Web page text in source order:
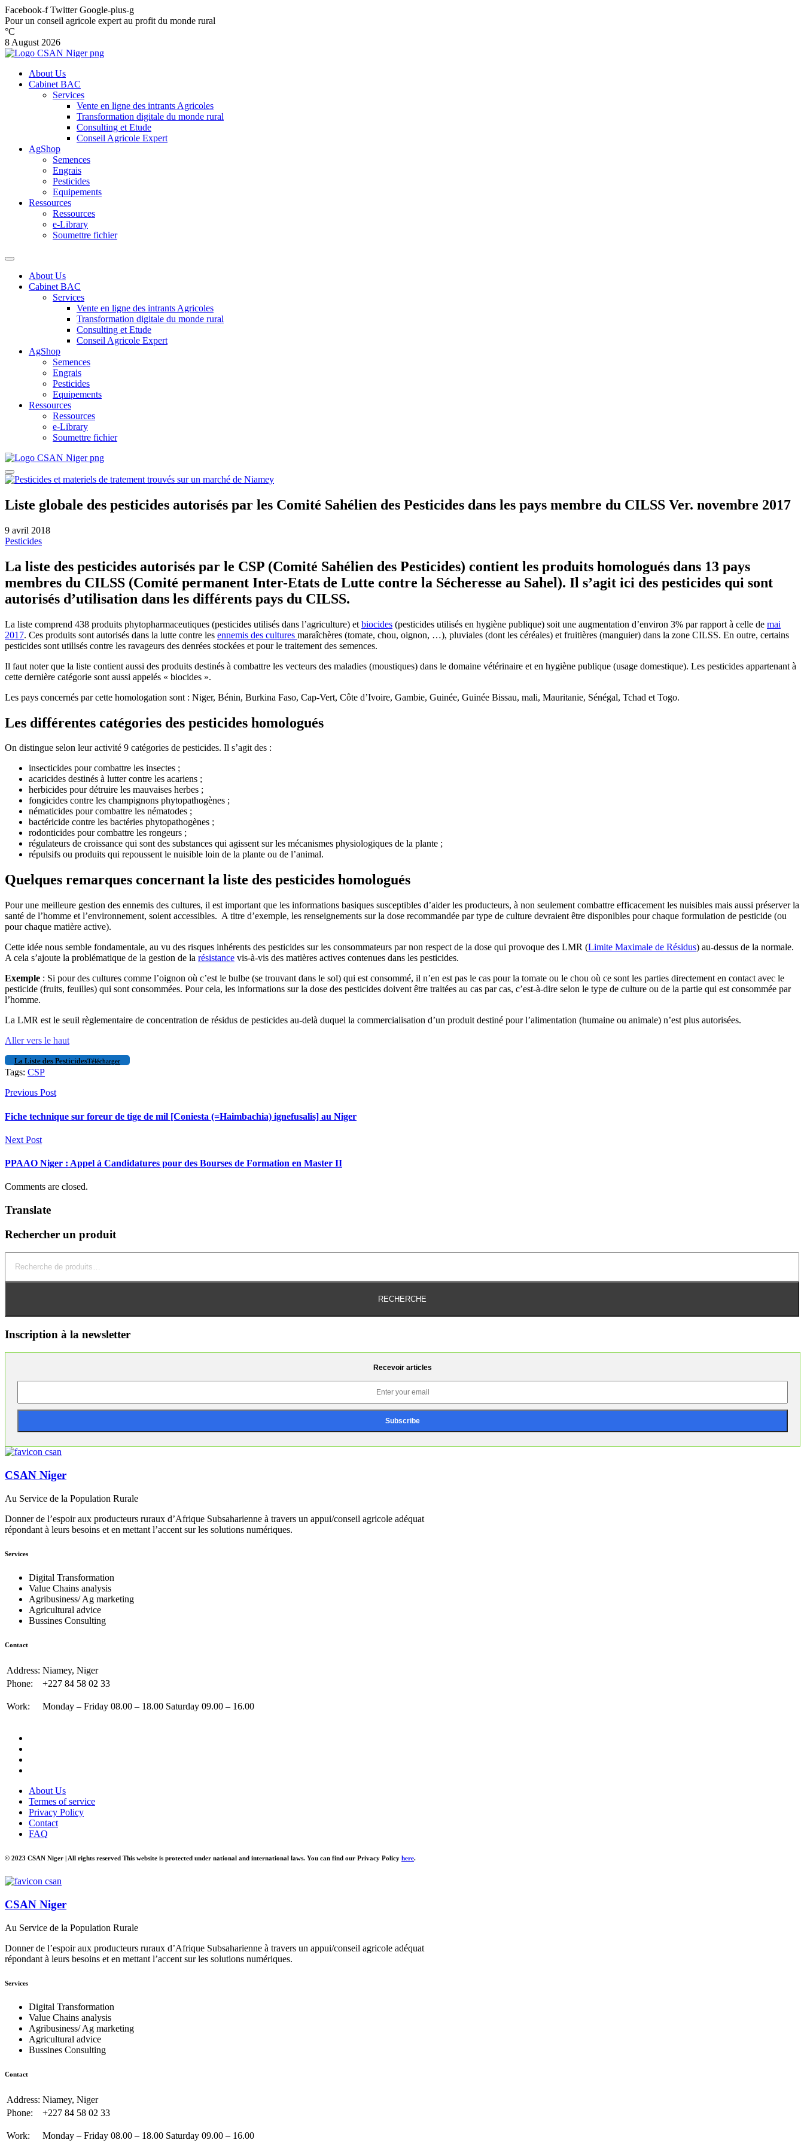
Facebook-f Twitter Google-plus-g
Pour un conseil agricole expert au profit du monde rural
°C
8 August 2026
About Us
Cabinet BAC
Services
Vente en ligne des intrants Agricoles
Transformation digitale du monde rural
Consulting et Etude
Conseil Agricole Expert
AgShop
Semences
Engrais
Pesticides
Equipements
Ressources
Ressources
e-Library
Soumettre fichier
About Us
Cabinet BAC
Services
Vente en ligne des intrants Agricoles
Transformation digitale du monde rural
Consulting et Etude
Conseil Agricole Expert
AgShop
Semences
Engrais
Pesticides
Equipements
Ressources
Ressources
e-Library
Soumettre fichier
Liste globale des pesticides autorisés par les Comité Sahélien des Pesticides dans les pays membre du CILSS Ver. novembre 2017
9 avril 2018
Pesticides
La liste des pesticides autorisés par le CSP (Comité Sahélien des Pesticides) contient les produits homologués dans 13 pays
membres du CILSS (Comité permanent Inter-Etats de Lutte contre la Sécheresse au Sahel). Il s’agit ici des pesticides qui sont
autorisés d’utilisation dans les différents pays du CILSS.
La liste comprend 438 produits phytopharmaceutiques (pesticides utilisés dans l’agriculture) et biocides (pesticides utilisés en hygiène publique) soit une augmentation d’environ 3% par rapport à celle de mai
2017. Ces produits sont autorisés dans la lutte contre les ennemis des cultures maraîchères (tomate, chou, oignon, …), pluviales (dont les céréales) et fruitières (manguier) dans la zone CILSS. En outre, certains
pesticides sont utilisés contre les ravageurs des denrées stockées et pour le traitement des semences.
Il faut noter que la liste contient aussi des produits destinés à combattre les vecteurs des maladies (moustiques) dans le domaine vétérinaire et en hygiène publique (usage domestique). Les pesticides appartenant à
cette dernière catégorie sont aussi appelés « biocides ».
Les pays concernés par cette homologation sont : Niger, Bénin, Burkina Faso, Cap-Vert, Côte d’Ivoire, Gambie, Guinée, Guinée Bissau, mali, Mauritanie, Sénégal, Tchad et Togo.
Les différentes catégories des pesticides homologués
On distingue selon leur activité 9 catégories de pesticides. Il s’agit des :
insecticides pour combattre les insectes ;
acaricides destinés à lutter contre les acariens ;
herbicides pour détruire les mauvaises herbes ;
fongicides contre les champignons phytopathogènes ;
nématicides pour combattre les nématodes ;
bactéricide contre les bactéries phytopathogènes ;
rodonticides pour combattre les rongeurs ;
régulateurs de croissance qui sont des substances qui agissent sur les mécanismes physiologiques de la plante ;
répulsifs ou produits qui repoussent le nuisible loin de la plante ou de l’animal.
Quelques remarques concernant la liste des pesticides homologués
Pour une meilleure gestion des ennemis des cultures, il est important que les informations basiques susceptibles d’aider les producteurs, à non seulement combattre efficacement les nuisibles mais aussi préserver la
santé de l’homme et l’environnement, soient accessibles. A titre d’exemple, les renseignements sur la dose recommandée par type de culture devraient être disponibles pour chaque formulation de pesticide (ou
pour chaque matière active).
Cette idée nous semble fondamentale, au vu des risques inhérents des pesticides sur les consommateurs par non respect de la dose qui provoque des LMR (Limite Maximale de Résidus) au-dessus de la normale.
A cela s’ajoute la problématique de la gestion de la résistance vis-à-vis des matières actives contenues dans les pesticides.
Exemple : Si pour des cultures comme l’oignon où c’est le bulbe (se trouvant dans le sol) qui est consommé, il n’en est pas le cas pour la tomate ou le chou où ce sont les parties directement en contact avec le
pesticide (fruits, feuilles) qui sont consommées. Pour cela, les informations sur la dose des pesticides doivent être traitées au cas par cas, c’est-à-dire selon le type de culture ou de la partie qui est consommée par
l’homme.
La LMR est le seuil règlementaire de concentration de résidus de pesticides au-delà duquel la commercialisation d’un produit destiné pour l’alimentation (humaine ou animale) n’est plus autorisées.
Aller vers le haut
La Liste des PesticidesTélécharger
Tags: CSP
Previous Post
Fiche technique sur foreur de tige de mil [Coniesta (=Haimbachia) ignefusalis] au Niger
Next Post
PPAAO Niger : Appel à Candidatures pour des Bourses de Formation en Master II
Comments are closed.
Translate
Rechercher un produit
pour :
RECHERCHE
Inscription à la newsletter
Recevoir articles
CSAN Niger
Au Service de la Population Rurale
Donner de l’espoir aux producteurs ruraux d’Afrique Subsaharienne à travers un appui/conseil agricole adéquat
répondant à leurs besoins et en mettant l’accent sur les solutions numériques.
Services
Digital Transformation
Value Chains analysis
Agribusiness/ Ag marketing
Agricultural advice
Bussines Consulting
Contact
Address: Niamey, Niger
Phone:
+227 84 58 02 33
Work: Monday – Friday 08.00 – 18.00 Saturday 09.00 – 16.00
About Us
Termes of service
Privacy Policy
Contact
FAQ
© 2023 CSAN Niger | All rights reserved This website is protected under national and international laws. You can find our Privacy Policy here.
CSAN Niger
Au Service de la Population Rurale
Donner de l’espoir aux producteurs ruraux d’Afrique Subsaharienne à travers un appui/conseil agricole adéquat
répondant à leurs besoins et en mettant l’accent sur les solutions numériques.
Services
Digital Transformation
Value Chains analysis
Agribusiness/ Ag marketing
Agricultural advice
Bussines Consulting
Contact
Address: Niamey, Niger
Phone:
+227 84 58 02 33
Work: Monday – Friday 08.00 – 18.00 Saturday 09.00 – 16.00